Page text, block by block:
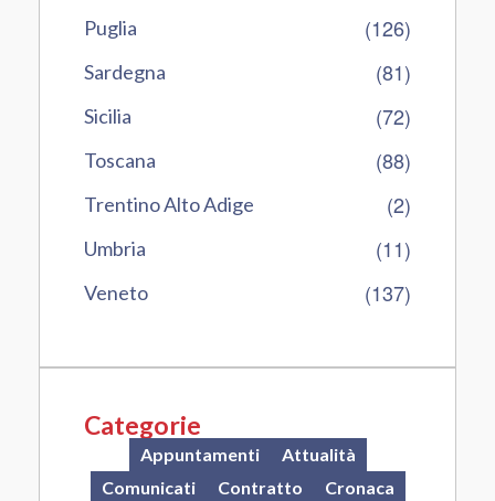
Puglia (126)
Sardegna (81)
Sicilia (72)
Toscana (88)
Trentino Alto Adige (2)
Umbria (11)
Veneto (137)
Categorie
Appuntamenti
Attualità
Comunicati
Contratto
Cronaca